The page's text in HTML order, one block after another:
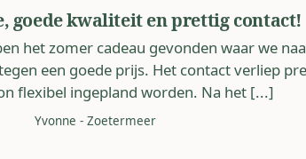
goede kwaliteit en prettig contact!
het zomer cadeau gevonden waar we
een goede prijs. Het contact verliep
flexibel ingepland worden. Na het [...]
Yvonne - Zoetermeer